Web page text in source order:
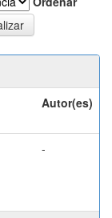
Autor(es)
-